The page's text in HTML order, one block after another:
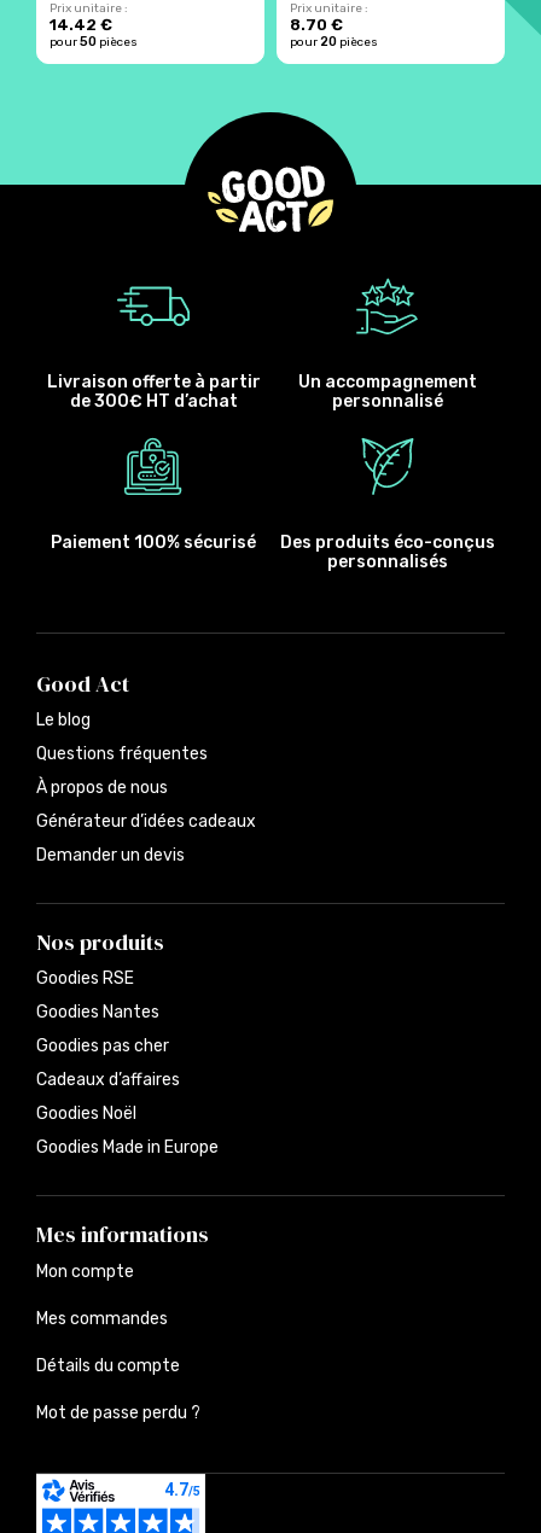
Prix unitaire :
14.42 €
pour50 pièces
Prix unitaire :
8.70 €
pour20 pièces
Livraison offerte à partir
de 300€ HT d’achat
Un accompagnement
personnalisé
Paiement 100% sécurisé
Des produits éco-conçus
personnalisés
Good Act
Le blog
Questions fréquentes
À propos de nous
Générateur d’idées cadeaux
Demander un devis
Nos produits
Goodies RSE
Goodies Nantes
Goodies pas cher
Cadeaux d’affaires
Goodies Noël
Goodies Made in Europe
Mes informations
Mon compte
Mes commandes
Détails du compte
Mot de passe perdu ?